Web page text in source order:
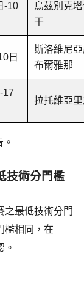
-10
烏茲別克
干
日
斯洛維尼
布爾雅那
17
拉托維亞
技術分門檻
之最低技術分門
檻相同，在
。